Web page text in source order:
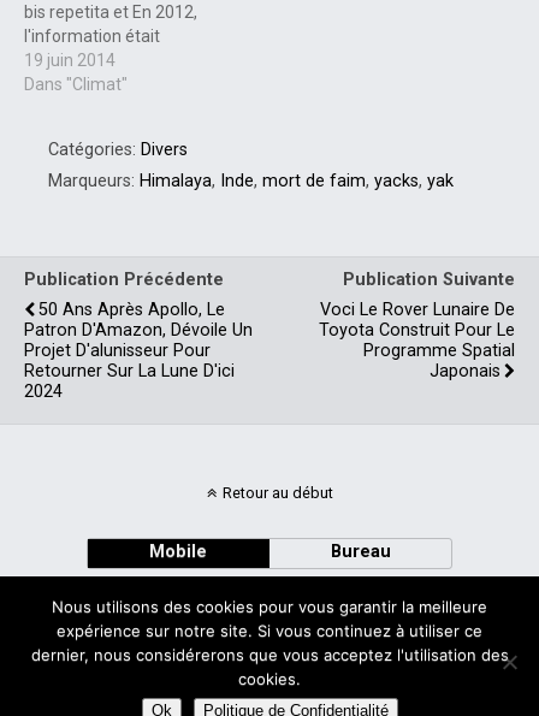
bis repetita et En 2012,
l'information était
confirmée ! En 2014, une
étude de physiciens indiens
signes de recul,
contrairement aux
19 juin 2014
Dans "Climat"
Catégories: Divers
Marqueurs: Himalaya, Inde, mort de faim, yacks, yak
Publication Précédente
50 Ans Après Apollo, Le
Patron D'Amazon, Dévoile Un
Projet D'alunisseur Pour
Retourner Sur La Lune D'ici
2024
Publication Suivante
Voci Le Rover Lunaire De
Toyota Construit Pour Le
Programme Spatial
Japonais
Retour au début
Mobile Bureau
Avec
WPtouch Mobile Suite for WordPress
Nous utilisons des cookies pour vous garantir la meilleure
expérience sur notre site. Si vous continuez à utiliser ce
dernier, nous considérerons que vous acceptez l'utilisation des
cookies.
Ok Politique de Confidentialité